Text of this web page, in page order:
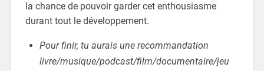
la chance de pouvoir garder cet enthousiasme
durant tout le développement.
Pour finir, tu aurais une recommandation
livre/musique/podcast/film/documentaire/jeu